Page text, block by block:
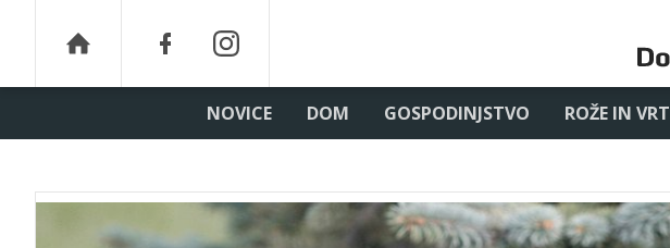
NOVICE DOM GOSPODINJSTVO ROŽE IN VRT